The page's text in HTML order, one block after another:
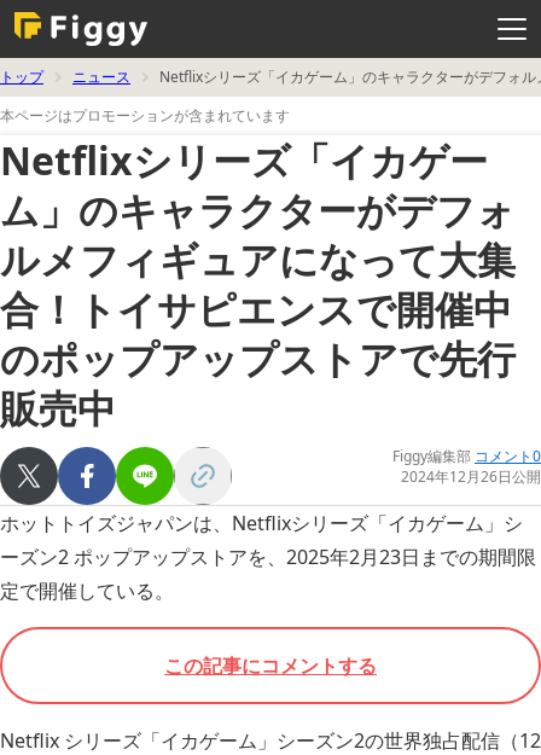
ー
を
開
く
トップ ニュース
Netflixシリーズ「イカゲーム」のキャラクターがデフォ
本ページはプロモーションが含まれています
Netflixシリーズ「イカゲー
ム」のキャラクターがデフォ
ルメフィギュアになって大集
合！トイサピエンスで開催中
のポップアップストアで先行
販売中
Figgy編集部 コメント0
2024年12月26日公開
ホットトイズジャパンは、Netflixシリーズ「イカゲーム」シ
ーズン2 ポップアップストアを、2025年2月23日までの期間限
定で開催している。
この記事にコメントする
Netflix シリーズ「イカゲーム」シーズン2の世界独占配信（12